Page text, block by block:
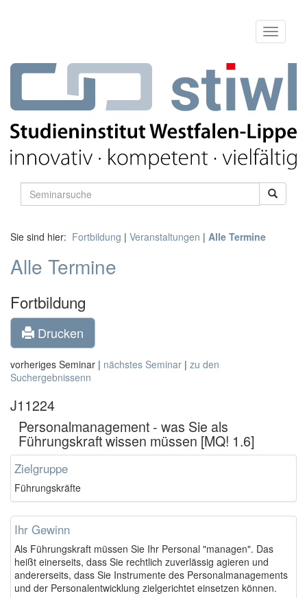
Sie sind hier: Fortbildung | Veranstaltungen | Alle Termine
Alle Termine
Fortbildung
Drucken
vorheriges Seminar | nächstes Seminar | zu den
Suchergebnissenn
J11224
Personalmanagement - was Sie als
Führungskraft wissen müssen [MQ! 1.6]
Zielgruppe
Führungskräfte
Ihr Gewinn
Als Führungskraft müssen Sie Ihr Personal "managen". Das
heißt einerseits, dass Sie rechtlich zuverlässig agieren und
andererseits, dass Sie Instrumente des Personalmanagements
und der Personalentwicklung zielgerichtet einsetzen können.